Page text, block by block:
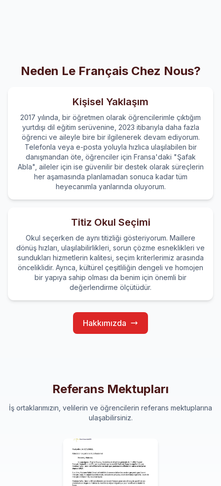
Neden Le Français Chez Nous?
Kişisel Yaklaşım
2017 yılında, bir öğretmen olarak öğrencilerimle çıktığım
yurtdışı dil eğitim serüvenine, 2023 itibarıyla daha fazla
öğrenci ve aileyle bire bir ilgilenerek devam ediyorum.
Telefonla veya e-posta yoluyla hızlıca ulaşılabilen bir
danışmandan öte, öğrenciler için Fransa'daki "Şafak
Abla", aileler için ise güvenilir bir destek olarak süreçlerin
her aşamasında planlamadan sonuca kadar tüm
heyecanımla yanlarında oluyorum.
Titiz Okul Seçimi
Okul seçerken de aynı titizliği gösteriyorum. Maillere
dönüş hızları, ulaşılabilirlikleri, sorun çözme esneklikleri ve
sundukları hizmetlerin kalitesi, seçim kriterlerimiz arasında
önceliklidir. Ayrıca, kültürel çeşitliliğin dengeli ve homojen
bir yapıya sahip olması da benim için önemli bir
değerlendirme ölçütüdür.
Hakkımızda
Referans Mektupları
İş ortaklarımızın, velilerin ve öğrencilerin referans mektuplarına
ulaşabilirsiniz.